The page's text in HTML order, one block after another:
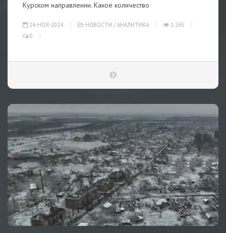
Курском направлении. Какое количество
24-НОЯ-2024 НОВОСТИ / АНАЛИТИКА
1 265
0